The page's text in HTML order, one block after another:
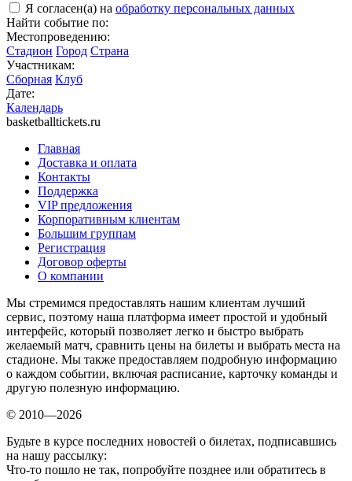
Я согласен(а) на обработку персональных данных
Найти событие по:
Местопроведению:
Стадион Город Страна
Участникам:
Сборная Клуб
Дате:
Календарь
basketballtickets.ru
Главная
Доставка и оплата
Контакты
Поддержка
VIP предложения
Корпоративным клиентам
Большим группам
Регистрация
Договор оферты
О компании
Мы стремимся предоставлять нашим клиентам лучший
сервис, поэтому наша платформа имеет простой и удобный
интерфейс, который позволяет легко и быстро выбрать
желаемый матч, сравнить цены на билеты и выбрать места на
стадионе. Мы также предоставляем подробную информацию
о каждом событии, включая расписание, карточку команды и
другую полезную информацию.
© 2010—2026
Будьте в курсе последних новостей о билетах, подписавшись
на нашу рассылку:
Что-то пошло не так, попробуйте позднее или обратитесь в